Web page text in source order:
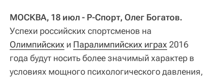
МОСКВА, 18 июл - Р-Спорт, Олег Богатов.
Успехи российских спортсменов на
Олимпийских и Паралимпийских играх 2016
года будут носить более значимый характер в
условиях мощного психологического давления,